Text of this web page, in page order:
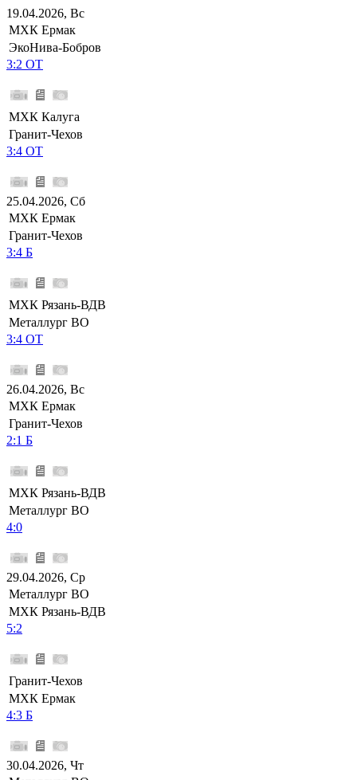
19.04.2026, Вс
МХК Ермак
ЭкоНива-Бобров
3:2 ОТ
МХК Калуга
Гранит-Чехов
3:4 ОТ
25.04.2026, Сб
МХК Ермак
Гранит-Чехов
3:4 Б
МХК Рязань-ВДВ
Металлург ВО
3:4 ОТ
26.04.2026, Вс
МХК Ермак
Гранит-Чехов
2:1 Б
МХК Рязань-ВДВ
Металлург ВО
4:0
29.04.2026, Ср
Металлург ВО
МХК Рязань-ВДВ
5:2
Гранит-Чехов
МХК Ермак
4:3 Б
30.04.2026, Чт